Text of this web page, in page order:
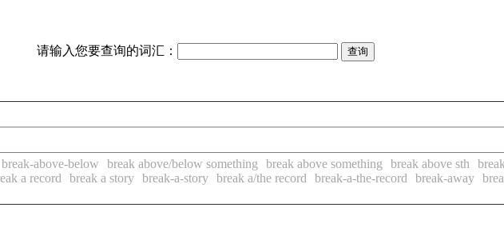
请输入您要查询的词汇：
break-above-below break above/below something break above something break above sth
a record break a story break-a-story break a/the record break-a-the-record break-away